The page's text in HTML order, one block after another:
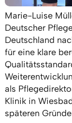
Marie-Luise
Deutscher
Deutschland
für eine klare
als
Klinik in
späteren